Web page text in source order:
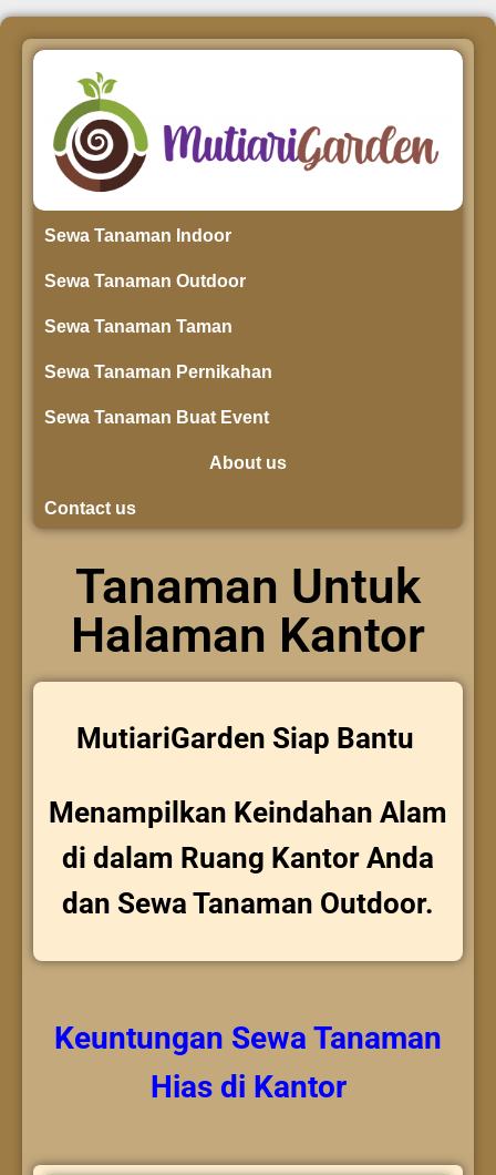
Sewa Tanaman Indoor
Sewa Tanaman Outdoor
Sewa Tanaman Taman
Sewa Tanaman Pernikahan
Sewa Tanaman Buat Event
About us
Contact us
Tanaman Untuk
Halaman Kantor
MutiariGarden Siap Bantu
Menampilkan Keindahan Alam
di dalam Ruang Kantor Anda
dan Sewa Tanaman Outdoor.
Keuntungan Sewa Tanaman
Hiasdi Kantor